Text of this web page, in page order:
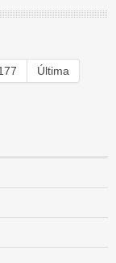
Última